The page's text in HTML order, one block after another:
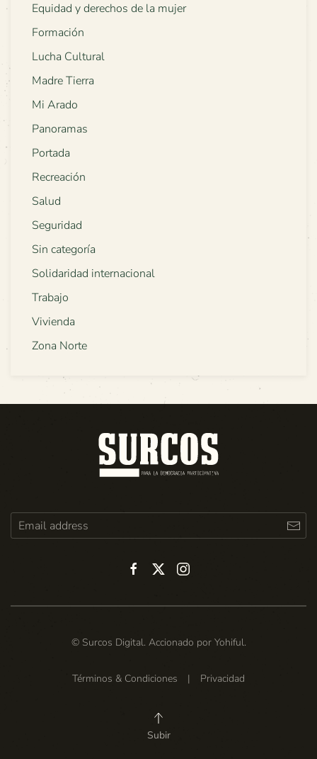
Equidad y derechos de la mujer
Formación
Lucha Cultural
Madre Tierra
Mi Arado
Panoramas
Portada
Recreación
Salud
Seguridad
Sin categoría
Solidaridad internacional
Trabajo
Vivienda
Zona Norte
© Surcos Digital. Accionado por Yohiful.
Términos & Condiciones | Privacidad
Subir